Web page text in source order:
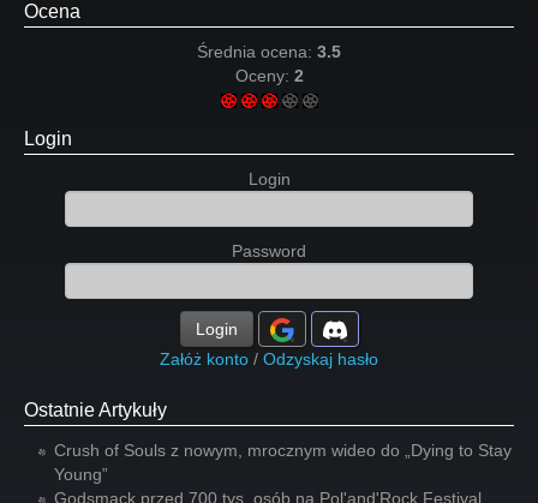
Ocena
Średnia ocena: 3.5
Oceny: 2
Login
Login
Password
Login
Załóż konto / Odzyskaj hasło
Ostatnie Artykuły
Crush of Souls z nowym, mrocznym wideo do „Dying to Stay
Young”
Godsmack przed 700 tys. osób na Pol'and'Rock Festival